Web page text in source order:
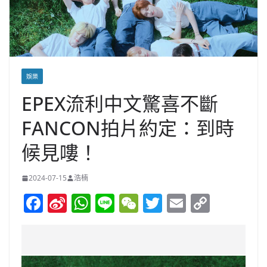
娛樂
EPEX流利中文驚喜不斷
FANCON拍片約定：到時
候見嘍！
2024-07-15 浩楠
F
e
Si
W
W
s
Li W
h
T
er
E
l y